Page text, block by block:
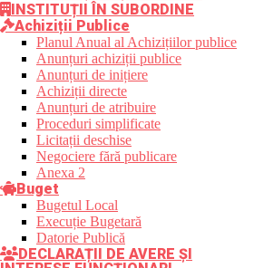
INSTITUȚII ÎN SUBORDINE
Achiziții Publice
Planul Anual al Achizițiilor publice
Anunțuri achiziții publice
Anunțuri de inițiere
Achiziții directe
Anunțuri de atribuire
Proceduri simplificate
Licitații deschise
Negociere fără publicare
Anexa 2
Buget
Bugetul Local
Execuție Bugetară
Datorie Publică
DECLARAȚII DE AVERE ȘI